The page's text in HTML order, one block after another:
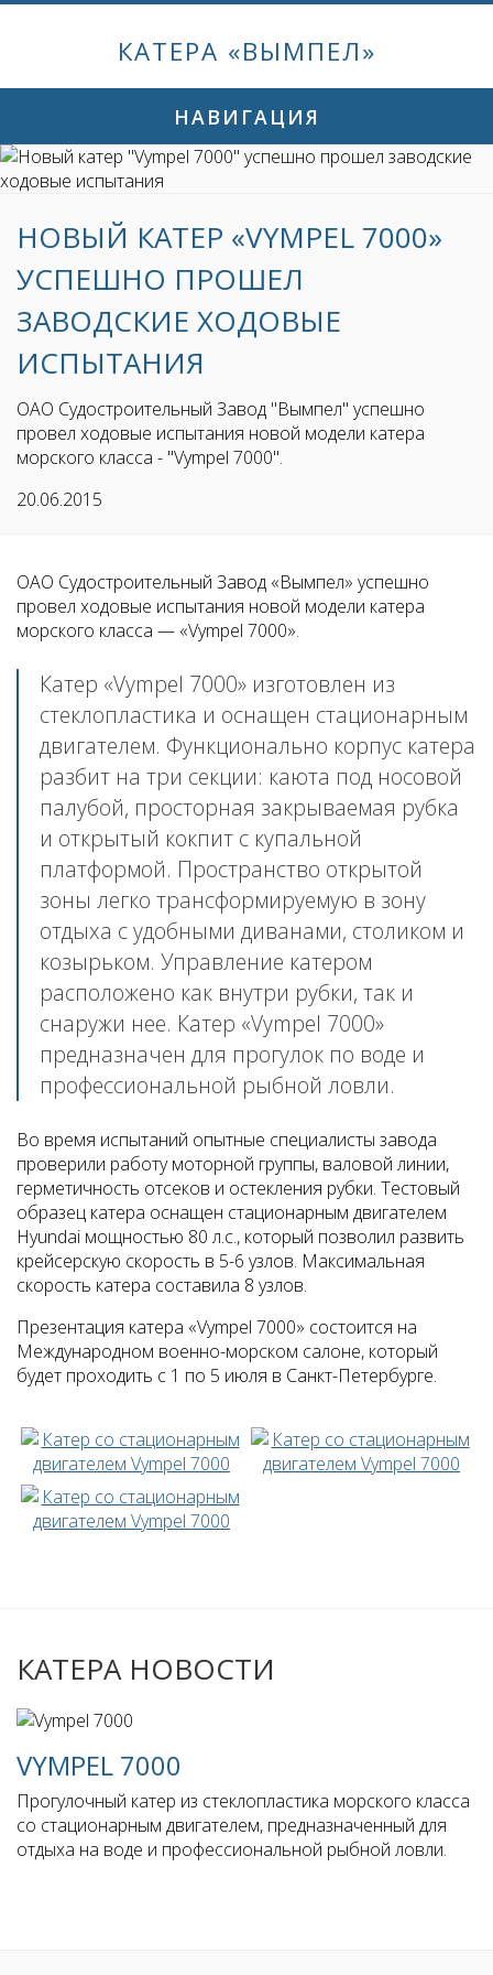
КАТЕРА «ВЫМПЕЛ»
НАВИГАЦИЯ
НОВЫЙ КАТЕР «VYMPEL 7000»
УСПЕШНО ПРОШЕЛ
ЗАВОДСКИЕ ХОДОВЫЕ
ИСПЫТАНИЯ
ОАО Судостроительный Завод "Вымпел" успешно
провел ходовые испытания новой модели катера
морского класса - "Vympel 7000".
20.06.2015
ОАО Судостроительный Завод «Вымпел» успешно
провел ходовые испытания новой модели катера
морского класса — «Vympel 7000».
Катер «Vympel 7000» изготовлен из
стеклопластика и оснащен стационарным
двигателем. Функционально корпус катера
разбит на три секции: каюта под носовой
палубой, просторная закрываемая рубка
и открытый кокпит с купальной
платформой. Пространство открытой
зоны легко трансформируемую в зону
отдыха с удобными диванами, столиком и
козырьком. Управление катером
расположено как внутри рубки, так и
снаружи нее. Катер «Vympel 7000»
предназначен для прогулок по воде и
профессиональной рыбной ловли.
Во время испытаний опытные специалисты завода
проверили работу моторной группы, валовой линии,
герметичность отсеков и остекления рубки. Тестовый
образец катера оснащен стационарным двигателем
Hyundai мощностью 80 л.с., который позволил развить
крейсерскую скорость в 5-6 узлов. Максимальная
скорость катера составила 8 узлов.
Презентация катера «Vympel 7000» состоится на
Международном военно-морском салоне, который
будет проходить с 1 по 5 июля в Санкт-Петербурге.
КАТЕРА НОВОСТИ
VYMPEL 7000
Прогулочный катер из стеклопластика морского класса
со стационарным двигателем, предназначенный для
отдыха на воде и профессиональной рыбной ловли.